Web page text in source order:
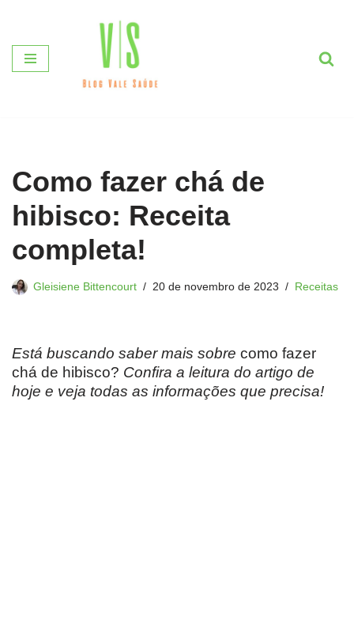
Pular
para
Como fazer chá de
hibisco: Receita
completa!
Gleisiene Bittencourt 20 de novembro de 2023 Receitas
Está buscando saber mais sobre como fazer
chá de hibisco? Confira a leitura do artigo de
hoje e veja todas as informações que precisa!